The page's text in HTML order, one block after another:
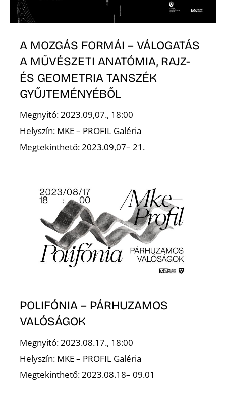
A MOZGÁS FORMÁI – VÁLOGATÁS
A MŰVÉSZETI ANATÓMIA, RAJZ-
ÉS GEOMETRIA TANSZÉK
GYŰJTEMÉNYÉBŐL
Megnyitó: 2023.09,07., 18:00
Helyszín: MKE – PROFIL Galéria
Megtekinthető: 2023.09,07– 21.
POLIFÓNIA – PÁRHUZAMOS
VALÓSÁGOK
Megnyitó: 2023.08.17., 18:00
Helyszín: MKE – PROFIL Galéria
Megtekinthető: 2023.08.18– 09.01